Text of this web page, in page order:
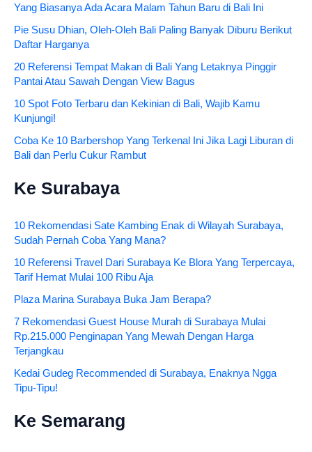
Yang Biasanya Ada Acara Malam Tahun Baru di Bali Ini
Pie Susu Dhian, Oleh-Oleh Bali Paling Banyak Diburu Berikut
Daftar Harganya
20 Referensi Tempat Makan di Bali Yang Letaknya Pinggir
Pantai Atau Sawah Dengan View Bagus
10 Spot Foto Terbaru dan Kekinian di Bali, Wajib Kamu
Kunjungi!
Coba Ke 10 Barbershop Yang Terkenal Ini Jika Lagi Liburan di
Bali dan Perlu Cukur Rambut
Ke Surabaya
10 Rekomendasi Sate Kambing Enak di Wilayah Surabaya,
Sudah Pernah Coba Yang Mana?
10 Referensi Travel Dari Surabaya Ke Blora Yang Terpercaya,
Tarif Hemat Mulai 100 Ribu Aja
Plaza Marina Surabaya Buka Jam Berapa?
7 Rekomendasi Guest House Murah di Surabaya Mulai
Rp.215.000 Penginapan Yang Mewah Dengan Harga
Terjangkau
Kedai Gudeg Recommended di Surabaya, Enaknya Ngga
Tipu-Tipu!
Ke Semarang